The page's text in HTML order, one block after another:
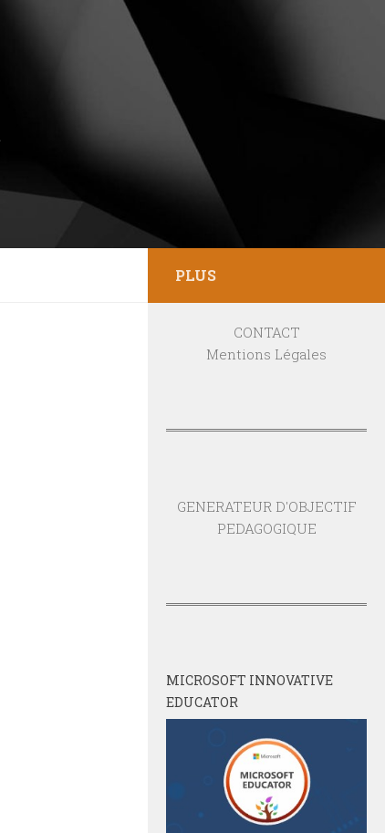
PLUS
CONTACT
Mentions Légales
GENERATEUR D'OBJECTIF
PEDAGOGIQUE
MICROSOFT INNOVATIVE
EDUCATOR